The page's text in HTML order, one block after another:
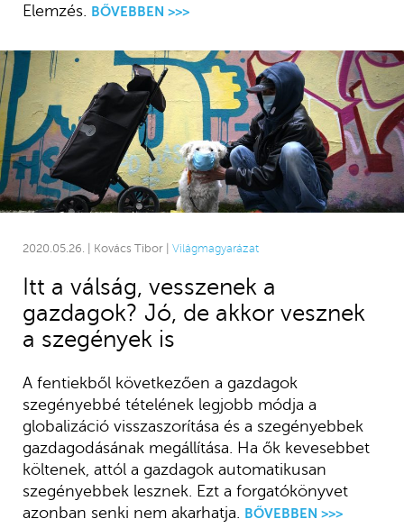
Elemzés.
BŐVEBBEN >>>
2020.05.26. | Kovács Tibor | Világmagyarázat
Itt a válság, vesszenek a
gazdagok? Jó, de akkor vesznek
a szegények is
A fentiekből következően a gazdagok
szegényebbé tételének legjobb módja a
globalizáció visszaszorítása és a szegényebbek
gazdagodásának megállítása. Ha ők kevesebbet
költenek, attól a gazdagok automatikusan
szegényebbek lesznek. Ezt a forgatókönyvet
azonban senki nem akarhatja. BŐVEBBEN >>>